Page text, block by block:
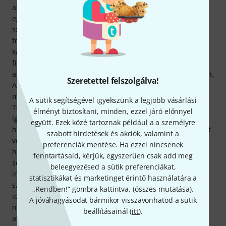
Szeretettel felszolgálva!
A sütik segítségével igyekszünk a legjobb vásárlási
élményt biztosítani, minden, ezzel járó előnnyel
együtt. Ezek közé tartoznak például a a személyre
szabott hirdetések és akciók, valamint a
preferenciák mentése. Ha ezzel nincsenek
fenntartásaid, kérjük, egyszerűen csak add meg
beleegyezésed a sütik preferenciákat,
statisztikákat és marketinget érintő használatára a
„Rendben!” gombra kattintva. (összes mutatása).
A jóváhagyásodat bármikor visszavonhatod a sütik
beállításainál (itt).
alkalmazásról jut eszembe: akár 16 rendszert is tudok
egyszerre vezérelni. Látom az akkumulátor töltöttségi
szintjét, a hozzárendelt nevet, a használatban lévő
frekvenciát, és többek között kikapcsolhatom a némítás
kapcsolót (ami szintén a vevőegységről elvégezhető), vagy
firmware frissítést végezhetek. Fontos funkció az
automatikus szkennelés az összes megjelenített rendszeren.
A Sennheiser nagyszámú vezeték nélküli rendszer egyidejű
működtetésére képes frekvenciaszámítás nélkül.
Tapasztalataim szerint a Sennheiser mindig betartja az
ígéreteit ezen a téren. Mindazonáltal kíváncsi vagyok,
hogyan szándékozik ezt a gyakorlatban megvalósítani, ezért
végeztem egy kis kutatást. Nyilvánvalóan hasonló szűrőket
használnak, mint amilyeneket már a drágább 6000/9000-es
sorozatban is használnak. Ez megakadályozza az
interferenciafrekvenciák keletkezését, lehetővé téve
számomra, hogy az adóegységeket tökéletesen egyenletes
időközönként (amit a szakértők egyenlő távolságú rácsnak
neveznek) működtessem. Végül szeretném megemlíteni az
alacsony, 1,9 ms-os késleltetést, amelyet a gyártó specifikál